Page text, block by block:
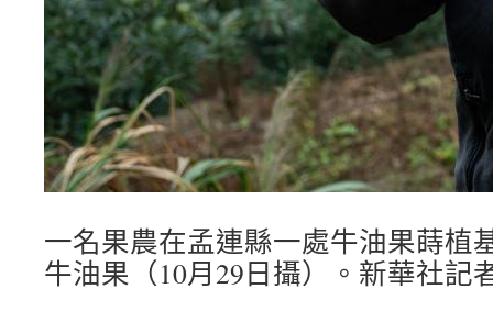
一名果農在孟連縣一處牛油果蒔植
牛油果（10月29日攝）。新華社記